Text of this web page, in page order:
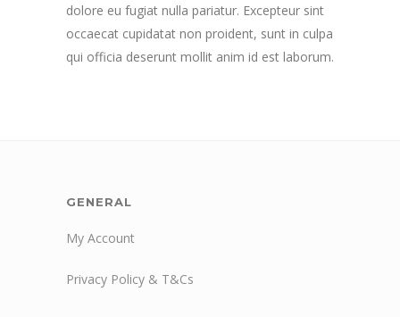
dolore eu fugiat nulla pariatur. Excepteur sint
occaecat cupidatat non proident, sunt in culpa
qui officia deserunt mollit anim id est laborum.
GENERAL
My Account
Privacy Policy & T&Cs